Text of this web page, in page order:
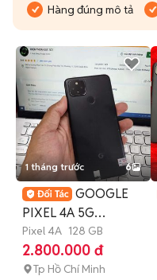
Hàng đúng mô tả
1 tháng trước 6
GOOGLE
PIXEL 4A 5G
6GB.128GB SNAP
765G FULL CN
Pixel 4A 128 GB
2.800.000 đ
Tp Hồ Chí Minh